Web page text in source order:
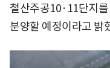
철산주공10·11단지
분양할 예정이라고 밝